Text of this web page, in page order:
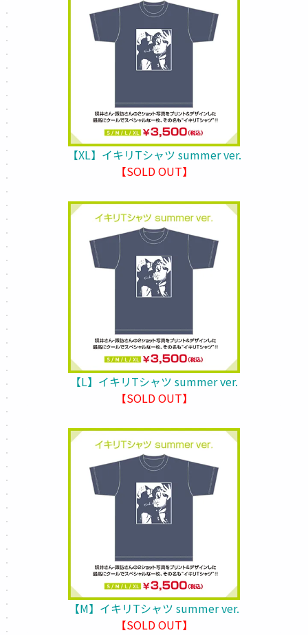
【XL】イキリTシャツ summer ver.
【SOLD OUT】
【L】イキリTシャツ summer ver.
【SOLD OUT】
【M】イキリTシャツ summer ver.
【SOLD OUT】